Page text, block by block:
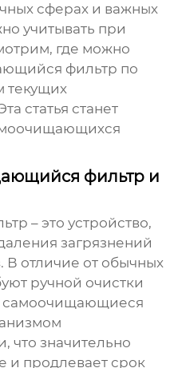
сферах и важных
учитывать при
где можно
фильтр по
текущих
статья станет
фильтр и
– это устройство,
загрязнений
В отличие от обычных
ручной очистки
самоочищающиеся
что значительно
и продлевает срок